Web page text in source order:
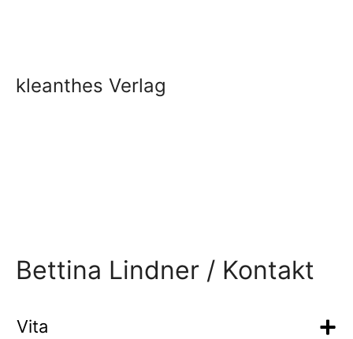
kleanthes Verlag
Bettina Lindner / Kontakt
Vita